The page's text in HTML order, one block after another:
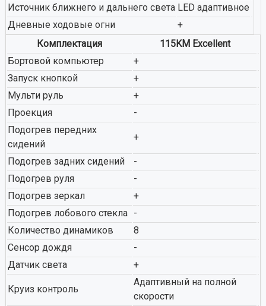
Источник ближнего и дальнего света LED адаптивное
Дневные ходовые огни
+
Комплектация
115KM Excellent
Бортовой компьютер
+
Запуск кнопкой
+
Мульти руль
+
Проекция
-
Подогрев передних
сидений
+
Подогрев задних сидений
-
Подогрев руля
-
Подогрев зеркал
+
Подогрев лобового стекла -
Количество динамиков
8
Сенсор дождя
-
Датчик света
+
Круиз контроль
Адаптивный на полной
скорости